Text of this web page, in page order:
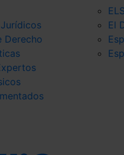
Derecho
ELS
El